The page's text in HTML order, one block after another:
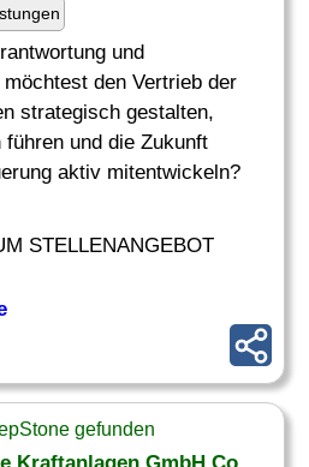
und
den Vertrieb der
strategisch gestalten,
und die Zukunft
aktiv mitentwickeln?
STELLENANGEBOT
gefunden